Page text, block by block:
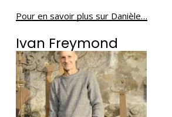
Pour en savoir plus sur Danièle…
Ivan Freymond